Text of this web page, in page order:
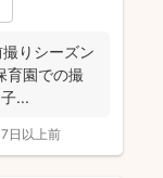
りシーズン
育園での撮
...
7日以上前